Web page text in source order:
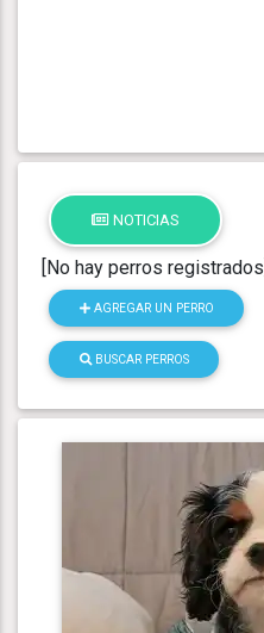
NOTICIAS
[No hay perros registrados]
AGREGAR UN PERRO
BUSCAR PERROS